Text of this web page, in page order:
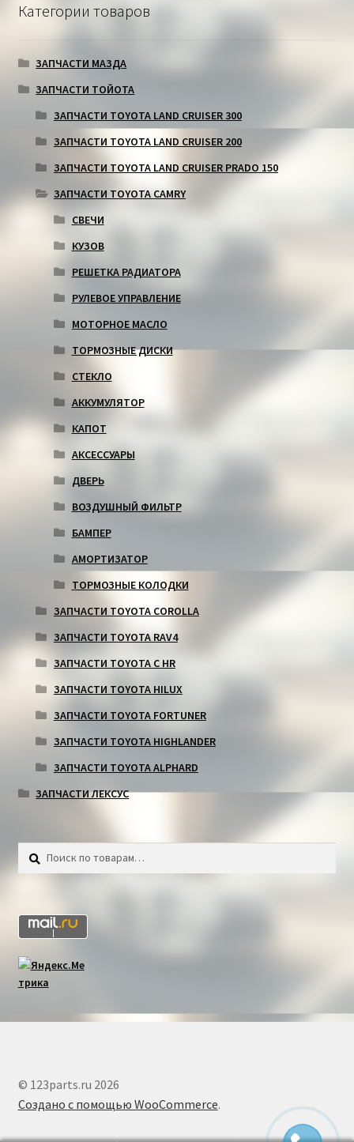
Категории товаров
ЗАПЧАСТИ МАЗДА
ЗАПЧАСТИ ТОЙОТА
ЗАПЧАСТИ TOYOTA LAND CRUISER 300
ЗАПЧАСТИ TOYOTA LAND CRUISER 200
ЗАПЧАСТИ TOYOTA LAND CRUISER PRADO 150
ЗАПЧАСТИ TOYOTA CAMRY
СВЕЧИ
КУЗОВ
РЕШЕТКА РАДИАТОРА
РУЛЕВОЕ УПРАВЛЕНИЕ
МОТОРНОЕ МАСЛО
ТОРМОЗНЫЕ ДИСКИ
СТЕКЛО
АККУМУЛЯТОР
КАПОТ
АКСЕССУАРЫ
ДВЕРЬ
ВОЗДУШНЫЙ ФИЛЬТР
БАМПЕР
АМОРТИЗАТОР
ТОРМОЗНЫЕ КОЛОДКИ
ЗАПЧАСТИ TOYOTA COROLLA
ЗАПЧАСТИ TOYOTA RAV4
ЗАПЧАСТИ TOYOTA C HR
ЗАПЧАСТИ TOYOTA HILUX
ЗАПЧАСТИ TOYOTA FORTUNER
ЗАПЧАСТИ TOYOTA HIGHLANDER
ЗАПЧАСТИ TOYOTA ALPHARD
ЗАПЧАСТИ ЛЕКСУС
Искать:
Поиск
© 123parts.ru 2026
Создано с помощью WooCommerce.